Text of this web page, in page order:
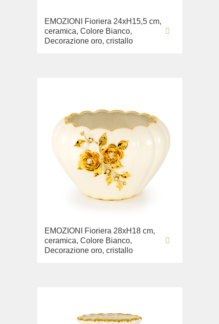
EMOZIONI Fioriera 24хН15,5 cm,
ceramica, Colore Bianco,
Decorazione oro, cristallo
EMOZIONI Fioriera 28хН18 cm,
ceramica, Colore Bianco,
Decorazione oro, cristallo